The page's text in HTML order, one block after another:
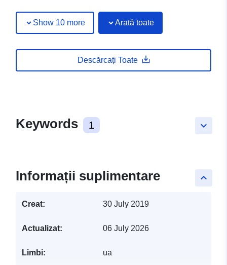
Show 10 more Arată toate
Descărcați Toate
keyboard_arrow_down
Keywords 1
keyboard_arrow_up
Informații suplimentare
Creat: 30 July 2019
Actualizat: 06 July 2026
Limbi: ua